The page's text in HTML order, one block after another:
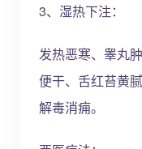
3、湿热下注：
发热恶寒、睾丸
便干、舌红苔黄
解毒消痈。